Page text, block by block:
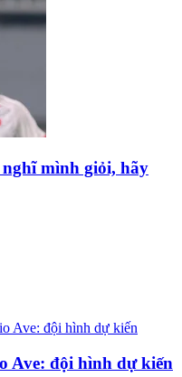
mình giỏi, hãy
Ave: đội hình dự kiến